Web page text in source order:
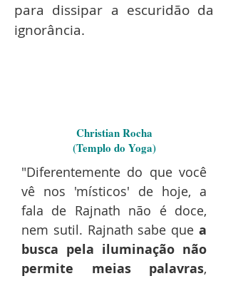
para dissipar a escuridão da
ignorância.
Christian Rocha
(Templo do Yoga)
"Diferentemente do que você
vê nos 'místicos' de hoje, a
fala de Rajnath não é doce,
nem sutil. Rajnath sabe que a
busca pela iluminação não
permite meias palavras,